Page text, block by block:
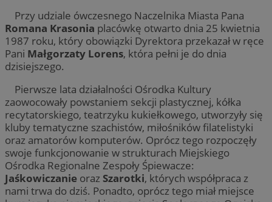
Przy udziale ówczesnego Naczelnika Miasta Pana
Romana Krasonia placówkę otwarto dnia 25 kwietnia
1987 roku, który obowiązki Dyrektora przekazał w ręce
Pani Małgorzaty Lorens, która pełni je do dnia
dzisiejszego.
Pierwsze lata działalności Ośrodka Kultury
zaowocowały powstaniem sekcji plastycznej, kółka
recytatorskiego, teatrzyku kukiełkowego, utworzyły się
kluby tematyczne szachistów, miłośników filatelistyki
oraz amatorów komputerów. Oprócz tego rozpoczęły
swoje funkcjonowanie w strukturach Miejskiego
Ośrodka Regionalne Zespoły Śpiewacze:
Jaśkowiczanie oraz Szarotki, których współpraca z
nami trwa do dziś. Ponadto, oprócz tego miał miejsce